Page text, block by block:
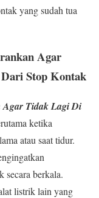
yang sudah tua
Agar
Stop Kontak
Agar Tidak Lagi Di
ketika
atau saat tidur.
secara berkala.
listrik lain yang